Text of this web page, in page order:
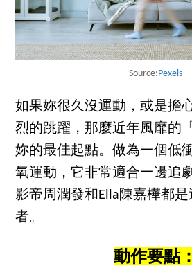
Source:Pexels
如果妳很久沒運動，或是擔
烈的跳躍，那麼近年風靡的
妳的最佳起點。做為一個低
氧運動，它非常適合一邊追
影帝周潤發和Ella陳嘉樺都
者。
動作要點：